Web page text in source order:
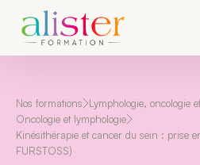
s
a
u
c
o
n
Nos formations
Lymphologie, oncologie
Oncologie et lymphologie
Kinésithérapie et cancer du sein : prise
FURSTOSS)